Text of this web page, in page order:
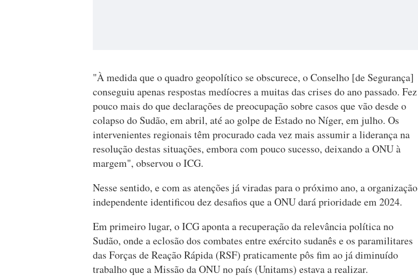
"À medida que o quadro geopolítico se obscurece, o Conselho [de Segurança]
conseguiu apenas respostas medíocres a muitas das crises do ano passado. Fez
pouco mais do que declarações de preocupação sobre casos que vão desde o
colapso do Sudão, em abril, até ao golpe de Estado no Níger, em julho. Os
intervenientes regionais têm procurado cada vez mais assumir a liderança na
resolução destas situações, embora com pouco sucesso, deixando a ONU à
margem", observou o ICG.
Nesse sentido, e com as atenções já viradas para o próximo ano, a organização
independente identificou dez desafios que a ONU dará prioridade em 2024.
Em primeiro lugar, o ICG aponta a recuperação da relevância política no
Sudão, onde a eclosão dos combates entre exército sudanês e os paramilitares
das Forças de Reação Rápida (RSF) praticamente pôs fim ao já diminuído
trabalho que a Missão da ONU no país (Unitams) estava a realizar.